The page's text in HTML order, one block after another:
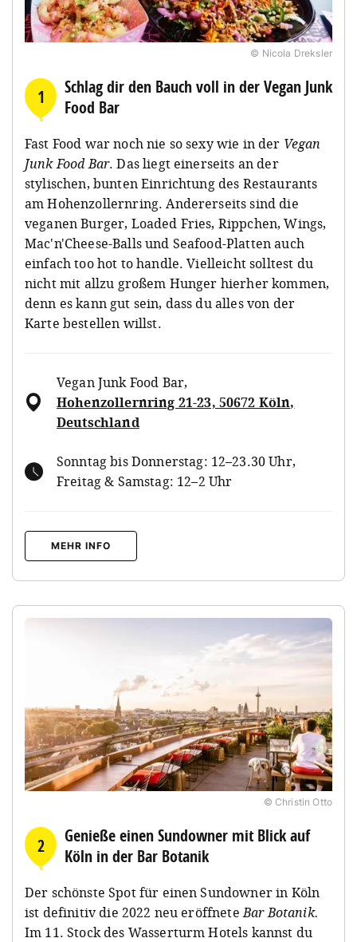
© Nicola Dreksler
1
Schlag dir den Bauch voll in der Vegan Junk
Food Bar
Fast Food war noch nie so sexy wie in der Vegan
Junk Food Bar. Das liegt einerseits an der
stylischen, bunten Einrichtung des Restaurants
am Hohenzollernring. Andererseits sind die
veganen Burger, Loaded Fries, Rippchen, Wings,
Mac'n'Cheese-Balls und Seafood-Platten auch
einfach too hot to handle. Vielleicht solltest du
nicht mit allzu großem Hunger hierher kommen,
denn es kann gut sein, dass du alles von der
Karte bestellen willst.
Vegan Junk Food Bar,
Hohenzollernring 21-23, 50672 Köln,
Deutschland
Sonntag bis Donnerstag: 12–23.30 Uhr,
Freitag & Samstag: 12–2 Uhr
MEHR INFO
© Christin Otto
2
Genieße einen Sundowner mit Blick auf
Köln in der Bar Botanik
Der schönste Spot für einen Sundowner in Köln
ist definitiv die 2022 neu eröffneteBar Botanik.
Im 11. Stock des Wasserturm Hotels kannst du